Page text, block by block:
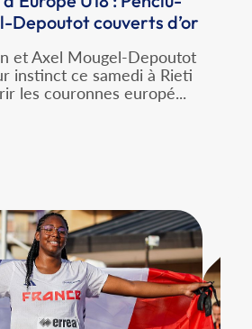
Depoutot couverts d’or
et Axel Mougel-Depoutot
instinct ce samedi à Rieti
les couronnes europé...